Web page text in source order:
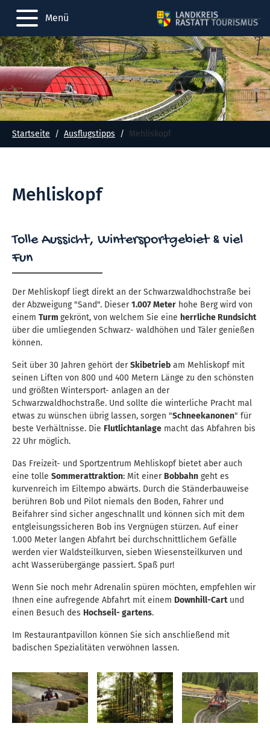
Menü
Startseite Ausflugstipps Mehliskopf
Mehliskopf
Tolle Aussicht, Wintersportgebiet & viel
Fun
Der Mehliskopf liegt direkt an der Schwarzwaldhochstraße bei
der Abzweigung "Sand". Dieser1.007 Meter hohe Berg wird von
einem Turm gekrönt, von welchem Sie eine herrliche Rundsicht
über die umliegenden Schwarz- waldhöhen und Täler genießen
können.
Seit über 30 Jahren gehört derSkibetrieb am Mehliskopf mit
seinen Liften von 800 und 400 Metern Länge zu den schönsten
und größten Wintersport- anlagen an der
Schwarzwaldhochstraße. Und sollte die winterliche Pracht mal
etwas zu wünschen übrig lassen, sorgen "Schneekanonen" für
beste Verhältnisse. Die Flutlichtanlage macht das Abfahren bis
22 Uhr möglich.
Das Freizeit- und Sportzentrum Mehliskopf bietet aber auch
eine tolle Sommerattraktion: Mit einer Bobbahn geht es
kurvenreich im Eiltempo abwärts. Durch die Ständerbauweise
berühren Bob und Pilot niemals den Boden, Fahrer und
Beifahrer sind sicher angeschnallt und können sich mit dem
entgleisungssicheren Bob ins Vergnügen stürzen. Auf einer
1.000 Meter langen Abfahrt bei durchschnittlichem Gefälle
werden vier Waldsteilkurven, sieben Wiesensteilkurven und
acht Wasserübergänge passiert. Spaß pur!
Wenn Sie noch mehr Adrenalin spüren möchten, empfehlen wir
Ihnen eine aufregende Abfahrt mit einem Downhill-Cartund
einen Besuch des Hochseil- gartens.
Im Restaurantpavillon können Sie sich anschließend mit
badischen Spezialitäten verwöhnen lassen.